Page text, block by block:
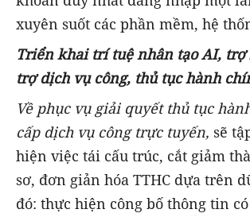
xuyên suốt các phần mềm, hệ
Triển khai trí tuệ nhân tạo AI, trợ
trợ dịch vụ công, thủ tục hành
Về phục vụ giải quyết thủ tục
cấp dịch vụ công trực tuyến, sẽ
hiện việc tái cấu trúc, cắt giảm
sơ, đơn giản hóa TTHC dựa trên
đó: thực hiện công bố thông tin